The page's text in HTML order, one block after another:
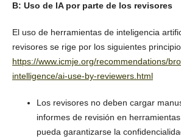
B: Uso de IA por parte de los revisores
El uso de herramientas de inteligencia
revisores se rige por los siguientes
https://www.icmje.org/recommendations/
intelligence/ai-use-by-reviewers.html
Los revisores no deben cargar
informes de revisión en
pueda garantizarse la